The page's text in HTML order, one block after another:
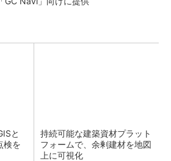
と
検を
持続可能な建築資材プラット
フォームで、余剰建材を地図
上に可視化